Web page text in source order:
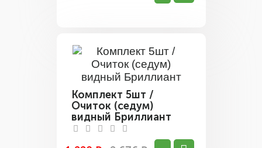
Комплект 5шт /
Очиток (седум)
видный Бриллиант